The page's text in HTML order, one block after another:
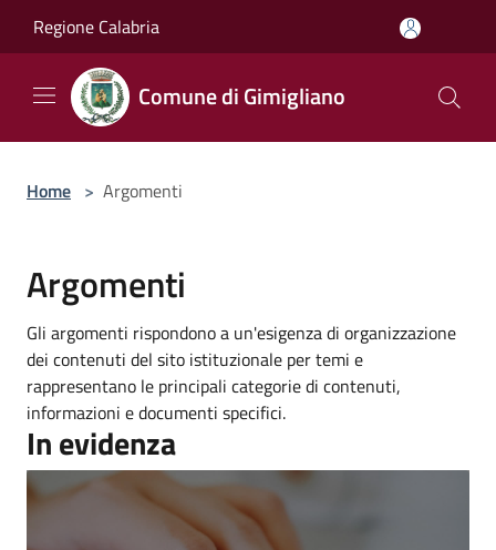
Regione Calabria
Comune di Gimigliano
Home > Argomenti
Argomenti
Gli argomenti rispondono a un'esigenza di organizzazione
dei contenuti del sito istituzionale per temi e
rappresentano le principali categorie di contenuti,
informazioni e documenti specifici.
In evidenza